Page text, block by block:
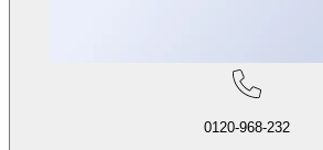
0120-968-232